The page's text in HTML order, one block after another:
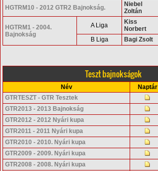
HGTRM10 - 2012 GTR2 Bajnokság.
Niebel
Zoltán
HGTRM1 - 2004.
Bajnokság
A Liga
Kiss
Norbert
B Liga
Bagi Zsolt
Teszt bajnokságok
Név Naptár
GTRTESZT - GTR Tesztek
GTR2013 - 2013 Bajnokság
GTR2012 - 2012 Nyári kupa
GTR2011 - 2011 Nyári kupa
GTR2010 - 2010. Nyári kupa
GTR2009 - 2009. Nyári kupa
GTR2008 - 2008. Nyári kupa